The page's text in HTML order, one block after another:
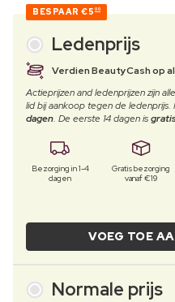
BESPAAR €5 00
Ledenprijs
Verdien BeautyCash op
Actieprijzen and ledenprijzen zijn
lid bij aankoop tegen de
dagen. De eerste 14 dagen is
Bezorging in 1-4
dagen
Gratis bezorging
vanaf €19
VOEG TOE
Normale prijs